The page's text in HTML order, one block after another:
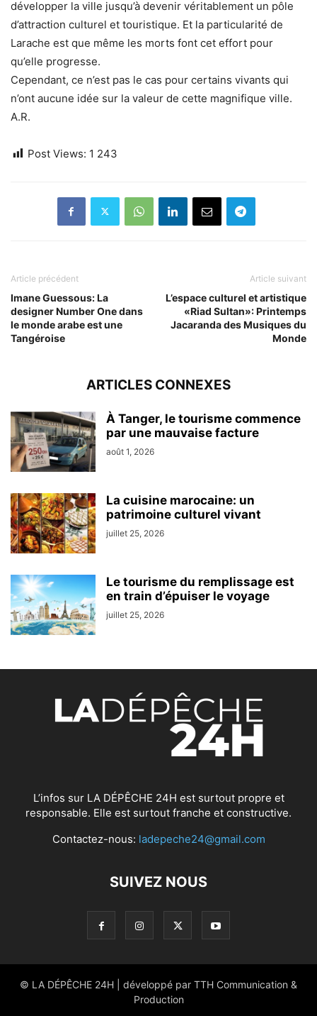
développer la ville jusqu’à devenir véritablement un pôle
d’attraction culturel et touristique. Et la particularité de
Larache est que même les morts font cet effort pour
qu’elle progresse.
Cependant, ce n’est pas le cas pour certains vivants qui
n’ont aucune idée sur la valeur de cette magnifique ville.
A.R.
Post Views: 1 243
Article précédent
Imane Guessous: La
designer Number One dans
le monde arabe est une
Tangéroise
Article suivant
L’espace culturel et artistique
«Riad Sultan»: Printemps
Jacaranda des Musiques du
Monde
ARTICLES CONNEXES
À Tanger, le tourisme commence
par une mauvaise facture
août 1, 2026
La cuisine marocaine: un
patrimoine culturel vivant
juillet 25, 2026
Le tourisme du remplissage est
en train d’épuiser le voyage
juillet 25, 2026
L’infos sur LA DÉPÊCHE 24H est surtout propre et
responsable. Elle est surtout franche et constructive.
Contactez-nous: ladepeche24@gmail.com
SUIVEZ NOUS
© LA DÉPÊCHE 24H | développé par TTH Communication &
Production